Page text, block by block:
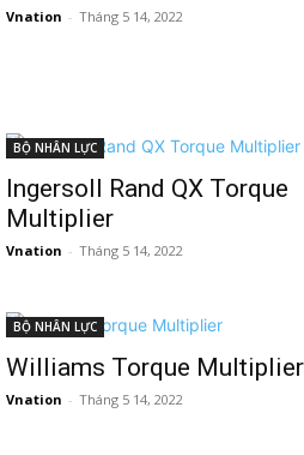
Vnation - Tháng 5 14, 2022
BỘ NHÂN LỰC
Ingersoll Rand QX Torque
Multiplier
Vnation - Tháng 5 14, 2022
BỘ NHÂN LỰC
Williams Torque Multiplier
Vnation - Tháng 5 14, 2022